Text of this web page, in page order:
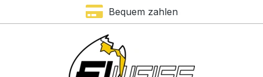
Bequem zahlen